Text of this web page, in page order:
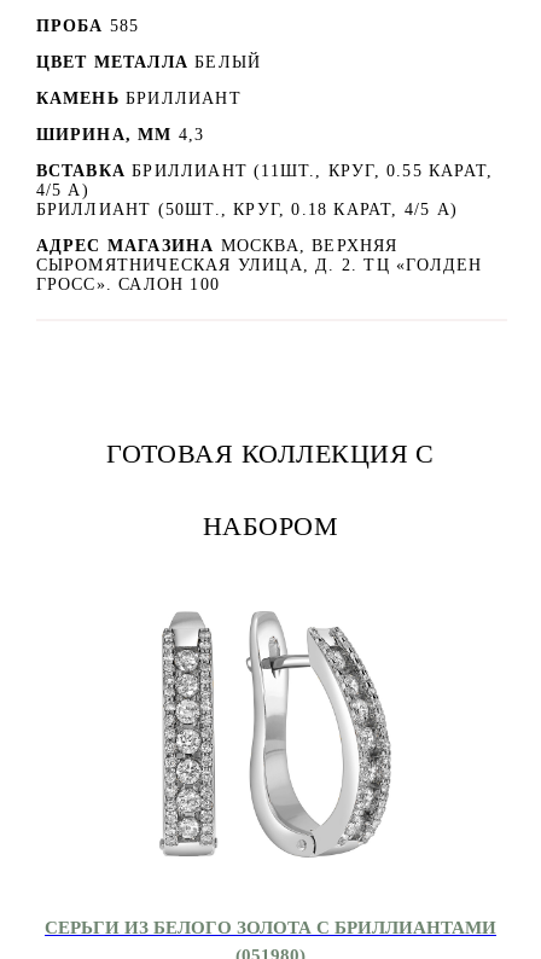
ПРОБА 585
ЦВЕТ МЕТАЛЛА БЕЛЫЙ
КАМЕНЬ БРИЛЛИАНТ
ШИРИНА, ММ 4,3
ВСТАВКА БРИЛЛИАНТ (11ШТ., КРУГ, 0.55 КАРАТ,
4/5 А)
БРИЛЛИАНТ (50ШТ., КРУГ, 0.18 КАРАТ, 4/5 А)
АДРЕС МАГАЗИНА МОСКВА, ВЕРХНЯЯ
СЫРОМЯТНИЧЕСКАЯ УЛИЦА, Д. 2. ТЦ «ГОЛДЕН
ГРОСС». САЛОН 100
ГОТОВАЯ КОЛЛЕКЦИЯ С
НАБОРОМ
СЕРЬГИ ИЗ БЕЛОГО ЗОЛОТА С БРИЛЛИАНТАМИ
(051980)